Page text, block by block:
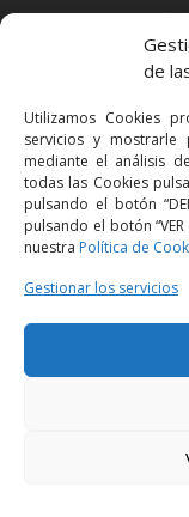
de
Utilizamos Cookies
servicios y mostrarle
mediante el análisis
todas las Cookies
pulsando el botón
pulsando el botón “VER
nuestra Política de
Gestionar los servicios
Via
C/
+34
MADRID
C/
+34
© 2016 Bellavista